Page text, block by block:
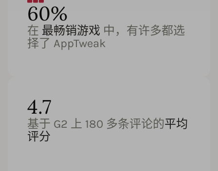
60%
在 最畅销游戏 中，有许多都选
择了 AppTweak
4.7
基于 G2 上 180 多条评论的平均
评分